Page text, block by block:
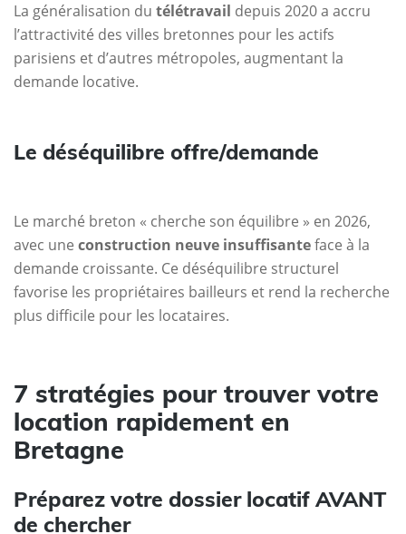
La généralisation du télétravail depuis 2020 a accru
l’attractivité des villes bretonnes pour les actifs
parisiens et d’autres métropoles, augmentant la
demande locative.
Le déséquilibre offre/demande
Le marché breton « cherche son équilibre » en 2026,
avec une construction neuve insuffisanteface à la
demande croissante. Ce déséquilibre structurel
favorise les propriétaires bailleurs et rend la recherche
plus difficile pour les locataires.
7 stratégies pour trouver votre
location rapidement en
Bretagne
Préparez votre dossier locatif AVANT
de chercher